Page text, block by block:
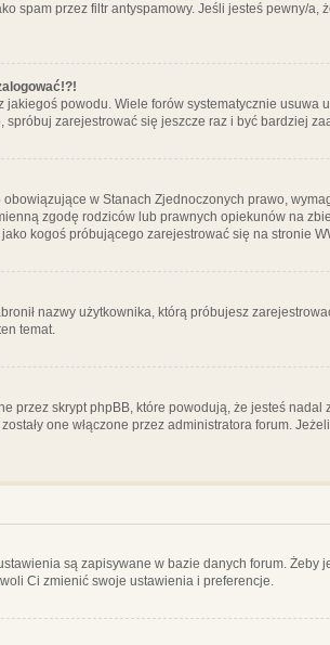
spam przez filtr antyspamowy. Jeśli jesteś pewny/
jakiegoś powodu. Wiele forów systematycznie usuwa
zarejestrować się jeszcze raz i być bardziej
w Stanach Zjednoczonych prawo,
zgodę rodziców lub prawnych opiekunów na
kogoś próbującego zarejestrować się na stronie
nazwy użytkownika, którą próbujesz
temat.
przez skrypt phpBB, które powodują, że jesteś
one włączone przez administratora forum.
są zapisywane w bazie danych forum. Żeby
Ci zmienić swoje ustawienia i preferencje.